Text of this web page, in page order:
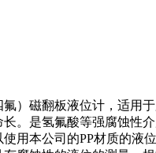
氟）磁翻板液位计，适用
长。是氢氟酸等强腐蚀性
用本公司的PP材质的液